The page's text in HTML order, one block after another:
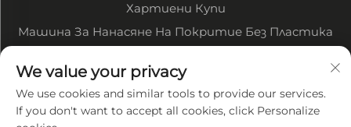
Хартиени Купи
Машина За Нанасяне На Покритие Без Пластика
Машина За Рязане На Хартия В Рулони
Други Свързани Машини
We value your privacy
We use cookies and similar tools to provide our services.
If you don't want to accept all cookies, click Personalize